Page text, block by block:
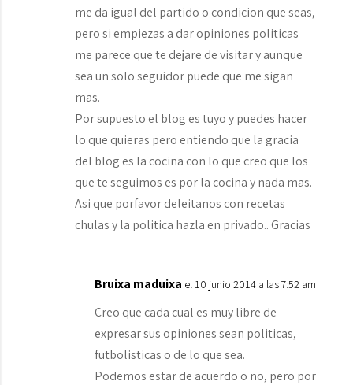
me da igual del partido o condicion que seas,
pero si empiezas a dar opiniones politicas
me parece que te dejare de visitar y aunque
sea un solo seguidor puede que me sigan
mas.
Por supuesto el blog es tuyo y puedes hacer
lo que quieras pero entiendo que la gracia
del blog es la cocina con lo que creo que los
que te seguimos es por la cocina y nada mas.
Asi que porfavor deleitanos con recetas
chulas y la politica hazla en privado.. Gracias
Bruixa maduixa el 10 junio 2014 a las 7:52 am
Creo que cada cual es muy libre de
expresar sus opiniones sean politicas,
futbolisticas o de lo que sea.
Podemos estar de acuerdo o no, pero por